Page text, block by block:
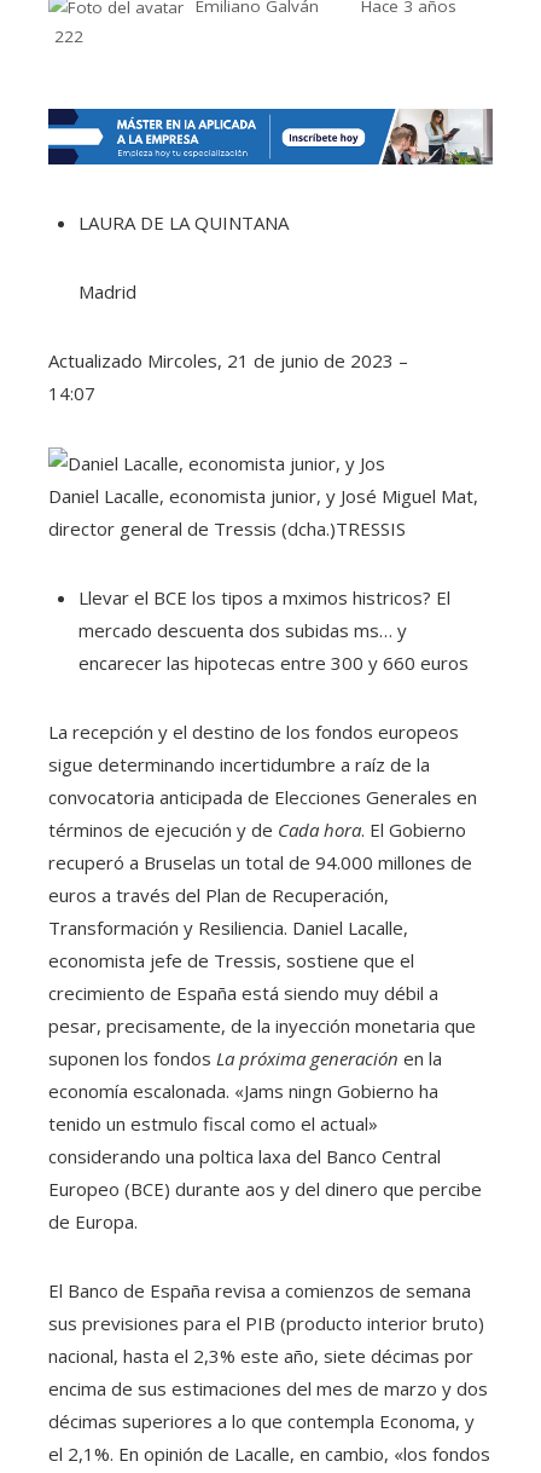
Emiliano Galván
Hace 3 años
222
LAURA DE LA QUINTANA
Madrid
Actualizado Mircoles, 21 de junio de 2023 –
14:07
Daniel Lacalle, economista junior, y José Miguel Mat,
director general de Tressis (dcha.)TRESSIS
Llevar el BCE los tipos a mximos histricos? El
mercado descuenta dos subidas ms… y
encarecer las hipotecas entre 300 y 660 euros
La recepción y el destino de los fondos europeos
sigue determinando incertidumbre a raíz de la
convocatoria anticipada de Elecciones Generales en
términos de ejecución y de Cada hora. El Gobierno
recuperó a Bruselas un total de 94.000 millones de
euros a través del Plan de Recuperación,
Transformación y Resiliencia. Daniel Lacalle,
economista jefe de Tressis, sostiene que el
crecimiento de España está siendo muy débil a
pesar, precisamente, de la inyección monetaria que
suponen los fondos La próxima generación en la
economía escalonada. «Jams ningn Gobierno ha
tenido un estmulo fiscal como el actual»
considerando una poltica laxa del Banco Central
Europeo (BCE) durante aos y del dinero que percibe
de Europa.
El Banco de España revisa a comienzos de semana
sus previsiones para el PIB (producto interior bruto)
nacional, hasta el 2,3% este año, siete décimas por
encima de sus estimaciones del mes de marzo y dos
décimas superiores a lo que contempla Economa, y
el 2,1%. En opinión de Lacalle, en cambio, «los fondos